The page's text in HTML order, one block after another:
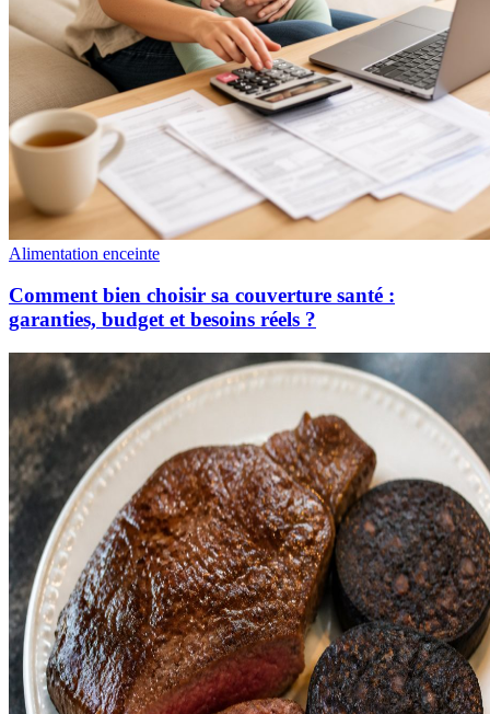
Alimentation enceinte
Comment bien choisir sa couverture santé :
garanties, budget et besoins réels ?